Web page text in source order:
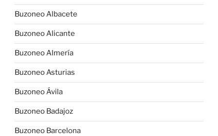
Buzoneo Albacete
Buzoneo Alicante
Buzoneo Almería
Buzoneo Asturias
Buzoneo Ávila
Buzoneo Badajoz
Buzoneo Barcelona